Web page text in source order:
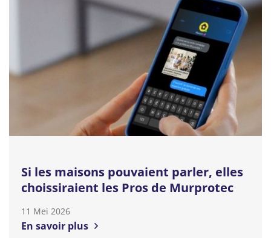
Si les maisons pouvaient parler, elles
choissiraient les Pros de Murprotec
11 Mei 2026
En savoir plus